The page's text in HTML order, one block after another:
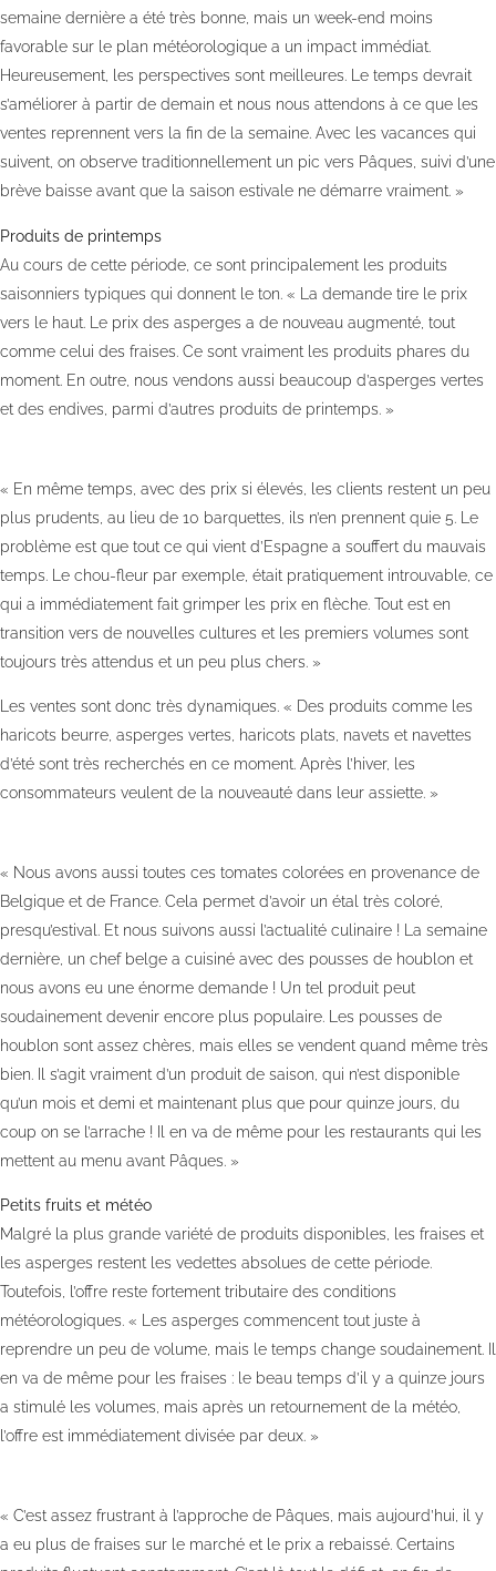
semaine dernière a été très bonne, mais un week-end moins
favorable sur le plan météorologique a un impact immédiat.
Heureusement, les perspectives sont meilleures. Le temps devrait
s’améliorer à partir de demain et nous nous attendons à ce que les
ventes reprennent vers la fin de la semaine. Avec les vacances qui
suivent, on observe traditionnellement un pic vers Pâques, suivi d’une
brève baisse avant que la saison estivale ne démarre vraiment. »
Produits de printemps
Au cours de cette période, ce sont principalement les produits
saisonniers typiques qui donnent le ton. « La demande tire le prix
vers le haut. Le prix des asperges a de nouveau augmenté, tout
comme celui des fraises. Ce sont vraiment les produits phares du
moment. En outre, nous vendons aussi beaucoup d’asperges vertes
et des endives, parmi d’autres produits de printemps. »
« En même temps, avec des prix si élevés, les clients restent un peu
plus prudents, au lieu de 10 barquettes, ils n’en prennent quie 5. Le
problème est que tout ce qui vient d’Espagne a souffert du mauvais
temps. Le chou-fleur par exemple, était pratiquement introuvable, ce
qui a immédiatement fait grimper les prix en flèche. Tout est en
transition vers de nouvelles cultures et les premiers volumes sont
toujours très attendus et un peu plus chers. »
Les ventes sont donc très dynamiques. « Des produits comme les
haricots beurre, asperges vertes, haricots plats, navets et navettes
d’été sont très recherchés en ce moment. Après l’hiver, les
consommateurs veulent de la nouveauté dans leur assiette. »
« Nous avons aussi toutes ces tomates colorées en provenance de
Belgique et de France. Cela permet d’avoir un étal très coloré,
presqu’estival. Et nous suivons aussi l’actualité culinaire ! La semaine
dernière, un chef belge a cuisiné avec des pousses de houblon et
nous avons eu une énorme demande ! Un tel produit peut
soudainement devenir encore plus populaire. Les pousses de
houblon sont assez chères, mais elles se vendent quand même très
bien. Il s’agit vraiment d’un produit de saison, qui n’est disponible
qu’un mois et demi et maintenant plus que pour quinze jours, du
coup on se l’arrache ! Il en va de même pour les restaurants qui les
mettent au menu avant Pâques. »
Petits fruits et météo
Malgré la plus grande variété de produits disponibles, les fraises et
les asperges restent les vedettes absolues de cette période.
Toutefois, l’offre reste fortement tributaire des conditions
météorologiques. « Les asperges commencent tout juste à
reprendre un peu de volume, mais le temps change soudainement. Il
en va de même pour les fraises : le beau temps d’il y a quinze jours
a stimulé les volumes, mais après un retournement de la météo,
l’offre est immédiatement divisée par deux. »
« C’est assez frustrant à l’approche de Pâques, mais aujourd’hui, il y
a eu plus de fraises sur le marché et le prix a rebaissé. Certains